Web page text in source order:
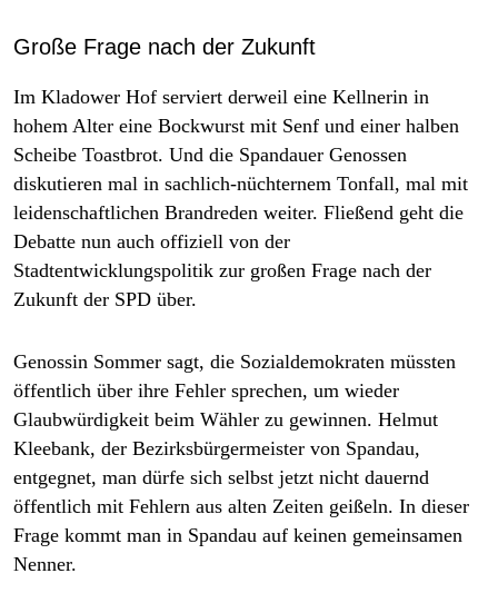
Große Frage nach der Zukunft
Im Kladower Hof serviert derweil eine Kellnerin in
hohem Alter eine Bockwurst mit Senf und einer halben
Scheibe Toastbrot. Und die Spandauer Genossen
diskutieren mal in sachlich-nüchternem Tonfall, mal mit
leidenschaftlichen Brandreden weiter. Fließend geht die
Debatte nun auch offiziell von der
Stadtentwicklungspolitik zur großen Frage nach der
Zukunft der SPD über.
Genossin Sommer sagt, die Sozialdemokraten müssten
öffentlich über ihre Fehler sprechen, um wieder
Glaubwürdigkeit beim Wähler zu gewinnen. Helmut
Kleebank, der Bezirksbürgermeister von Spandau,
entgegnet, man dürfe sich selbst jetzt nicht dauernd
öffentlich mit Fehlern aus alten Zeiten geißeln. In dieser
Frage kommt man in Spandau auf keinen gemeinsamen
Nenner.